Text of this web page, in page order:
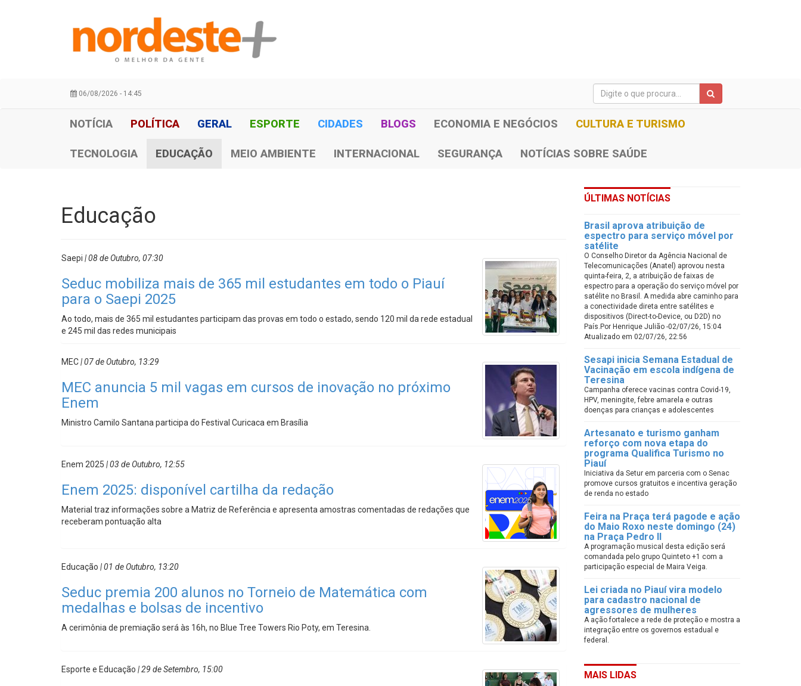
06/08/2026 - 14:45
NOTÍCIA POLÍTICA GERAL ESPORTE CIDADES BLOGS ECONOMIA E NEGÓCIOS CULTURA E TURISMO
TECNOLOGIA EDUCAÇÃO MEIO AMBIENTE INTERNACIONAL SEGURANÇA NOTÍCIAS SOBRE SAÚDE
Educação
Saepi | 08 de Outubro, 07:30
Seduc mobiliza mais de 365 mil estudantes em todo o Piauí
para o Saepi 2025
Ao todo, mais de 365 mil estudantes participam das provas em todo o estado, sendo 120 mil da rede estadual
e 245 mil das redes municipais
MEC| 07 de Outubro, 13:29
MEC anuncia 5 mil vagas em cursos de inovação no próximo
Enem
Ministro Camilo Santana participa do Festival Curicaca em Brasília
Enem 2025 | 03 de Outubro, 12:55
Enem 2025: disponível cartilha da redação
Material traz informações sobre a Matriz de Referência e apresenta amostras comentadas de redações que
receberam pontuação alta
Educação | 01 de Outubro, 13:20
Seduc premia 200 alunos no Torneio de Matemática com
medalhas e bolsas de incentivo
A cerimônia de premiação será às 16h, no Blue Tree Towers Rio Poty, em Teresina.
Esporte e Educação | 29 de Setembro, 15:00
ÚLTIMAS NOTÍCIAS
Brasil aprova atribuição de
espectro para serviço móvel por
satélite
O Conselho Diretor da Agência Nacional de
Telecomunicações (Anatel) aprovou nesta
quinta-feira, 2, a atribuição de faixas de
espectro para a operação do serviço móvel por
satélite no Brasil. A medida abre caminho para
a conectividade direta entre satélites e
dispositivos (Direct-to-Device, ou D2D) no
País.Por Henrique Julião -02/07/26, 15:04
Atualizado em 02/07/26, 22:56
Sesapi inicia Semana Estadual de
Vacinação em escola indígena de
Teresina
Campanha oferece vacinas contra Covid-19,
HPV, meningite, febre amarela e outras
doenças para crianças e adolescentes
Artesanato e turismo ganham
reforço com nova etapa do
programa Qualifica Turismo no
Piauí
Iniciativa da Setur em parceria com o Senac
promove cursos gratuitos e incentiva geração
de renda no estado
Feira na Praça terá pagode e ação
do Maio Roxo neste domingo (24)
na Praça Pedro II
A programação musical desta edição será
comandada pelo grupo Quinteto +1 com a
participação especial de Maira Veiga.
Lei criada no Piauí vira modelo
para cadastro nacional de
agressores de mulheres
A ação fortalece a rede de proteção e mostra a
integração entre os governos estadual e
federal.
MAIS LIDAS